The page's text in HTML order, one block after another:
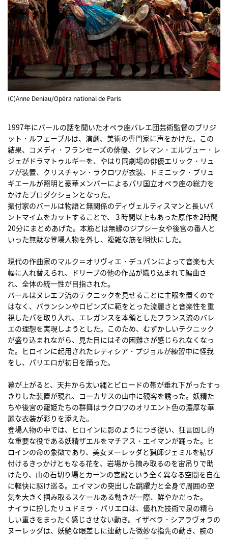
(C)Anne Deniau/Opéra national de Paris
1997年にバールの話を聞いたオペラ座バレエ団芸術監督のブリジ
ット・ルフェーブルは、演劇、美術の専門家に声をかけた。この
結果、コメディ・フランセーズの俳優、クレマン・エルヴュー・レ
ジェがドラマトゥルギーを、やはり同劇場の俳優エリック・リュ
フが装置、クリスチャン・ラクロワが衣装、ドミニック・ブリュ
ギエールが照明と豪華メンバーによるパリ国立オペラ座の総力を
かけたプロダクションとなった。
振付家のバールは物語と無関係のディヴェルティスマンと長いパ
ントマイムをカットすることで、３時間以上もあった原作を2時間
20分にまとめあげた。本筋とは無縁のジプシー女や後宮の番人と
いった無駄な登場人物を外し、複雑な筋を明快にした。
現代の作曲家のマルク＝オリヴィエ・デュパンによって音楽も大
幅に入れ替えられ、ドリーブの他の作品が織り込まれて編曲さ
れ、全体の統一性が目指された。
バールはヌレエフ流のテクニックを見せることに主眼を置くので
はなく、バランシンやロビンズに範をとった流麗さと音楽性を重
視したパを取り入れ、エレガンスを本領としたフランス流のバレ
エの理想を実現しようとした。このため、むずかしいテクニック
が盛り込まれながら、見た目にはその困難さが感じられなくなっ
た。ヒロインに起用されたレティシア・プジョルが練習中に怪我
をし、パリエロが初日を踊った。
幕が上がると、天井から太い縄とビロードの帯が垂れ下がったすっ
きりした装置が現れ、コーカサスの山中に観客を誘った。妖精た
ちや後宮の寵姫たちの群舞はラクロワのオリエント色の濃厚な華
麗な衣装が彩りを添えた。
登場人物の中では、ヒロインに影のようにつき従い、狂言回し的
な重要な役である妖精ザエルをマチアス・エイマンが踊った。ヒ
ロインの命の象徴であり、美女ヌーレッダと猟師ジェミルを結び
付けるきっかけともなる花を、岩場から摘み取るのを宙吊りで助
けたり、山の石切り場とカーンの宮殿という全く異なる空間を自在
に軽快に駆け巡る。エイマンの突出した跳躍力と全身で周囲の空
気を大きく掴み取るスケールある動きが一際、鮮やかだった。
ナイラに扮したリュドミラ・パリエロは、優れた技術で泉の精ら
しい重さをまったく感じさせない動き。イザベラ・シアラヴォラの
ヌーレッダは、妖艶な眼差しに連動した微妙な指先の動き、腕の